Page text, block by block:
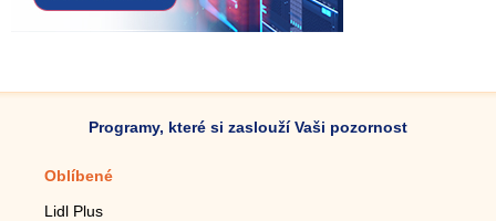
Programy, které si zaslouží Vaši pozornost
Oblíbené
Lidl Plus